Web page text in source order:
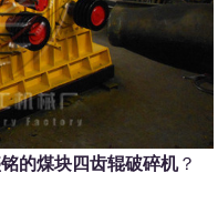
的煤块四齿辊破碎机？